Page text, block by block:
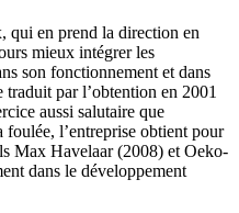
qui en prend la direction en
mieux intégrer les
son fonctionnement et dans
par l’obtention en 2001
aussi salutaire que
l’entreprise obtient pour
Max Havelaar (2008) et Oeko-
dans le développement